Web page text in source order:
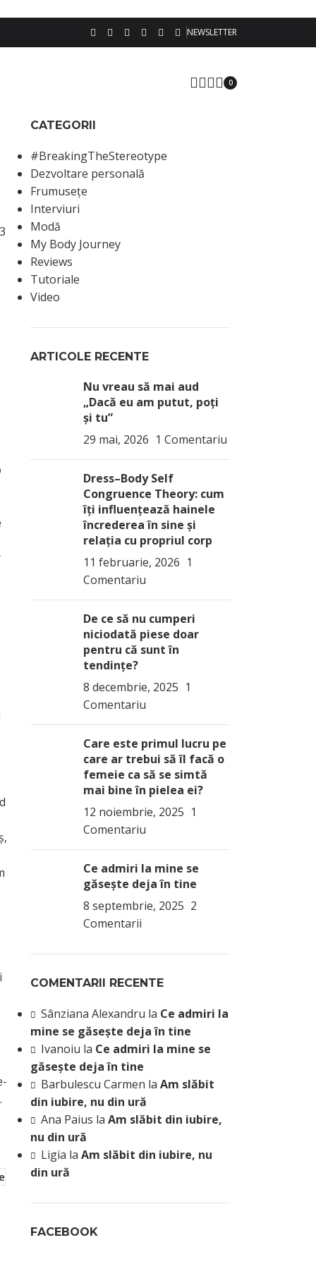
NEWSLETTER
0
CATEGORII
#BreakingTheStereotype
Dezvoltare personală
Frumusețe
Interviuri
Modă
My Body Journey
Reviews
Tutoriale
Video
ARTICOLE RECENTE
Nu vreau să mai aud
„Dacă eu am putut, poți
și tu”
29 mai, 2026 1 Comentariu
Dress–Body Self
Congruence Theory: cum
îți influențează hainele
încrederea în sine și
relația cu propriul corp
11 februarie, 2026 1
Comentariu
De ce să nu cumperi
niciodată piese doar
pentru că sunt în
tendințe?
8 decembrie, 2025 1
Comentariu
Care este primul lucru pe
care ar trebui să îl facă o
femeie ca să se simtă
mai bine în pielea ei?
12 noiembrie, 2025 1
Comentariu
Ce admiri la mine se
găsește deja în tine
8 septembrie, 2025 2
Comentarii
COMENTARII RECENTE
Sânziana Alexandru la Ce admiri la
mine se găsește deja în tine
Ivanoiu la Ce admiri la mine se
găsește deja în tine
Barbulescu Carmen la Am slăbit
din iubire, nu din ură
Ana Paius la Am slăbit din iubire,
nu din ură
Ligia la Am slăbit din iubire, nu
din ură
FACEBOOK